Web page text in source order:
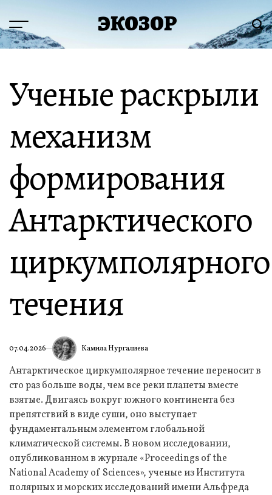
содержимому
Меню ЭКОЗОР
Ученые раскрыли
механизм
формирования
Антарктического
циркумполярного
течения
07.04.2026 Камила Нургалиева
Антарктическое циркумполярное течение переносит в
сто раз больше воды, чем все реки планеты вместе
взятые. Двигаясь вокруг южного континента без
препятствий в виде суши, оно выступает
фундаментальным элементом глобальной
климатической системы. В новом исследовании,
опубликованном в журнале «Proceedings of the
National Academy of Sciences», ученые из Института
полярных и морских исследований имени Альфреда